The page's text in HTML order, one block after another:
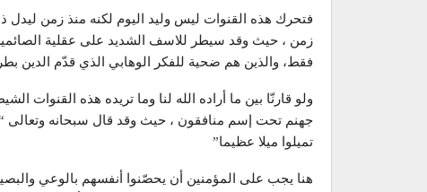
فتحرك هذه القنوات ليس وليد اليوم لكنه منذ زمن
زمن ، حيث وقد سيطر للاسف الشديد على عقلية
فقط، والذين هم ضحية للفكر الوهابي الذي قدّم الدين
ولو قارنّا بين ما أراده الله لنا وما تريده هذه القنوات
جهنم تحت إسم منافقون ، حيث وقد قال سبحانه وتعالى
تميلوا ميلا عظيما”
هنا يجب على المؤمنين أن يحصّنوا أنفسهم بالوعي